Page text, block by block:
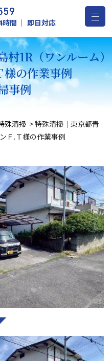
間 ｜ 即日対応
村1R（ワンルーム）
様の作業事例
事例
殊清掃 >特殊清掃｜東京都青
Ｆ.Ｔ様の作業事例